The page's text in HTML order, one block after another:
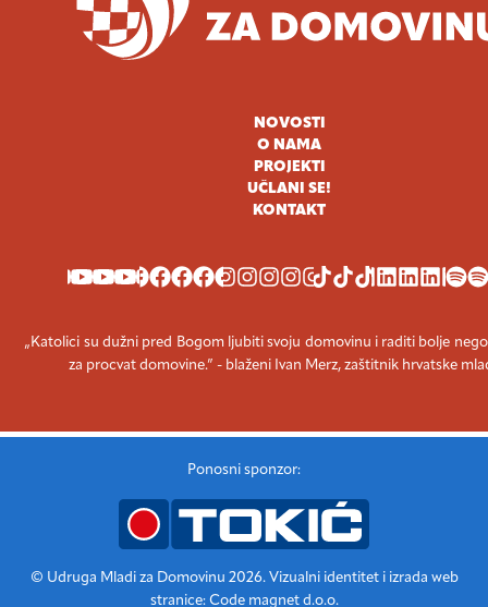
NOVOSTI
O NAMA
PROJEKTI
UČLANI SE!
KONTAKT
YOUTUBEFACEBOOKINSTAGRAMTIKTOKLINKEDIN
„Katolici su dužni pred Bogom ljubiti svoju domovinu i raditi bolje
za procvat domovine.” - blaženi Ivan Merz, zaštitnik hrvatske
Ponosni sponzor:
© Udruga Mladi za Domovinu 2026. Vizualni identitet i izrada web
stranice: Code magnet d.o.o.